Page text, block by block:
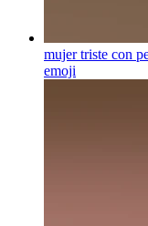
mujer triste con
emoji